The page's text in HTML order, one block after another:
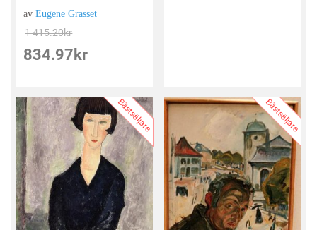
avEugene Grasset
1 415.20kr
834.97 kr
Bästsäljare Bästsäljare